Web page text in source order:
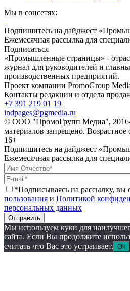
Мы в соцсетях:
Подпишитесь на дайджест
Ежемесячная рассылка для
Подписаться
«Промышленные страницы» -
журнал для руководителей и
производственных предприятий.
Проект компании PromoGroup
Контакты редакции и отдела
+7 391 219 01 19
indpages@pgmedia.ru
© ООО "ПромоГрупп Медиа", 2016-
материалов запрещено. Возрастное
16+
Подпишитесь на дайджест
Ежемесячная рассылка для
*Подписываясь на рассылку, вы
пользования и Политикой
персональных данных
Отправить
Мы используем куки для
сайта. Если Вы продолжите
считать что Вас это устраивает. Ok